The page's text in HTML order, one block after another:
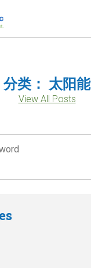
分类： 太阳能
View All Posts